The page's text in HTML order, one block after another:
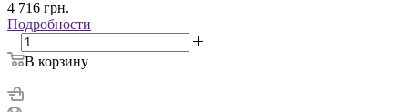
4 716 грн.
Подробности
В корзину